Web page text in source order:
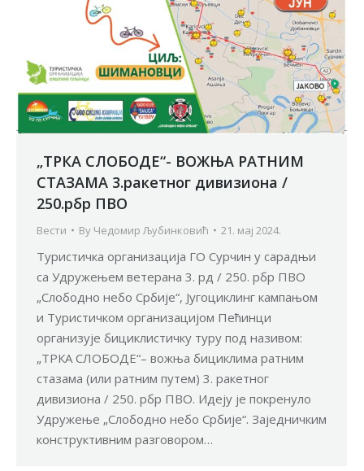
„ТРКА СЛОБОДЕ“- ВОЖЊА РАТНИМ
СТАЗАМА 3.ракетног дивизиона /
250.рбр ПВО
Вести By Чедомир Љубинковић 21. мај 2024.
Туристичка организација ГО Сурчин у сарадњи
са Удружењем ветерана 3. рд / 250. рбр ПВО
„Слободно небо Србије“, Југоциклинг кампањом
и Туристичком организацијом Пећинци
организује бициклистичку туру под називом:
„ТРКА СЛОБОДЕ“– вожња бициклима ратним
стазама (или ратним путем) 3. ракетног
дивизиона / 250. рбр ПВО. Идеју је покренуло
Удружење „Слободно небо Србије“. Заједничким
конструктивним разговором…